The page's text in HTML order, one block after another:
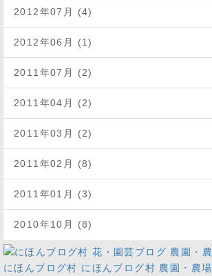
2012年07月 (4)
2012年06月 (1)
2011年07月 (2)
2011年04月 (2)
2011年03月 (2)
2011年02月 (8)
2011年01月 (3)
2010年10月 (8)
にほんブログ村 にほんブログ村 農園・農場